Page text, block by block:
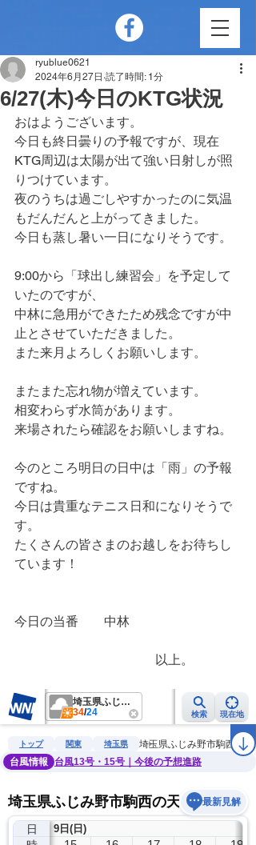
6/27(木)今日のKTG状況
ryublue0621
2024年6月27日 読了時間: 1分
おはようございます。
今日も終日曇りの予報ですが、現在
KTG周辺は太陽が出て強い日射しが照
りつけています。
夜のうちは過ごしやすかったのに気温
もだんだんと上がってきました。
今日も蒸し暑い一日になりそうです。
9:00から「球出し練習会」を予定して
いたのですが、
中林に急用ができたため残念ですが中
止とさせていただきました。
また来月よろしくお願いします。
またまた忘れ物が増えています。
相変わらず水筒があります。
来場されたら確認をお願いしますね。
今のところ明日の日中は「雨」の予報
ですね。
今日は貴重なテニス日和になりそうで
す。
たくさんの皆さまのお越しをお待ちし
ています！
今日の当番　　中林
以上。